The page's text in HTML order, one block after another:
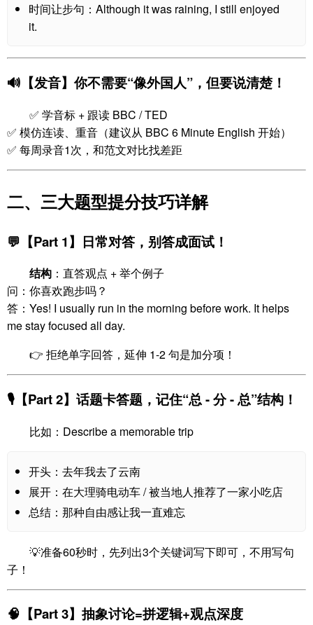
时间让步句：Although it was raining, I still enjoyed
it.
🔊【发音】你不需要“像外国人”，但要说清楚！
✅ 学音标 + 跟读 BBC / TED
✅ 模仿连读、重音（建议从 BBC 6 Minute English 开始）
✅ 每周录音1次，和范文对比找差距
二、三大题型提分技巧详解
💬【Part 1】日常对答，别答成面试！
结构 ：直答观点 + 举个例子
问：你喜欢跑步吗？
答：Yes! I usually run in the morning before work. It helps
me stay focused all day.
👉 拒绝单字回答，延伸 1-2 句是加分项！
🎙️【Part 2】话题卡答题，记住“总 - 分 - 总”结构！
比如：Describe a memorable trip
开头：去年我去了云南
展开：在大理骑电动车 / 被当地人推荐了一家小吃店
总结：那种自由感让我一直难忘
💡准备60秒时，先列出3个关键词写下即可，不用写句
子！
🧠【Part 3】抽象讨论=拼逻辑+观点深度